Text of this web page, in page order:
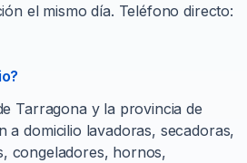
el mismo día. Teléfono directo:
Tarragona y la provincia de
a domicilio lavadoras, secadoras,
congeladores, hornos,